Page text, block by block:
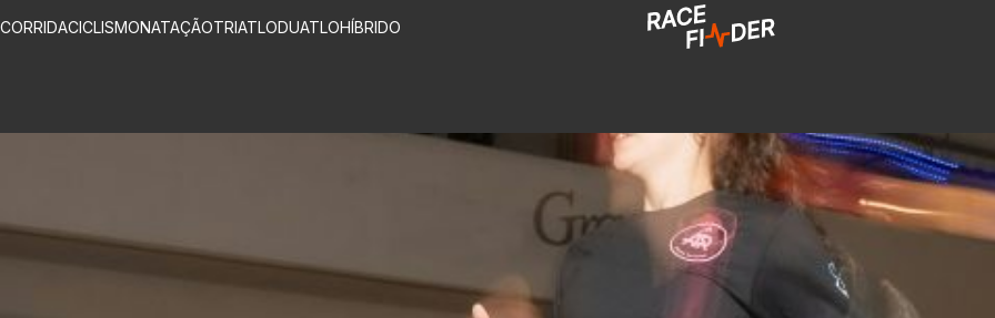
CORRIDACICLISMONATAÇÃOTRIATLODUATLOHÍBRIDO